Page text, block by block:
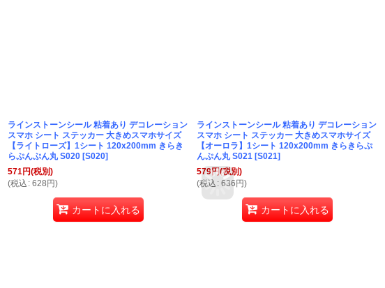
ラインストーンシール 粘着あり デコレーション
スマホ シート ステッカー 大きめスマホサイズ
【ライトローズ】1シート 120x200mm きらき
らぷんぷん丸 S020 [S020]
571円(税別)
(税込 : 628 円)
カートに入れる
ラインストーンシール 粘着あり デコレーション
スマホ シート ステッカー 大きめスマホサイズ
【オーロラ】1シート 120x200mm きらきらぷ
んぷん丸 S021 [S021]
579円(税別)
(税込 : 636 円)
カートに入れる